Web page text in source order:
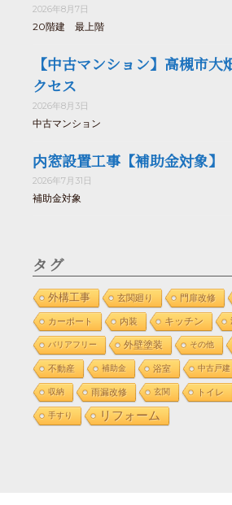
2026年8月7日
20階建 最上階
【中古マンション】高槻市
クセス
2026年8月3日
中古マンション
内窓設置工事【補助金対象】
2026年7月31日
補助金対象
タグ
外構工事 玄関廻り 門扉改修
カーポート 内装 キッチン
バリアフリー 外壁塗装 その他
不動産 補助金 浴室 中古戸建
収納 雨漏改修 玄関 トイレ
手すり リフォーム